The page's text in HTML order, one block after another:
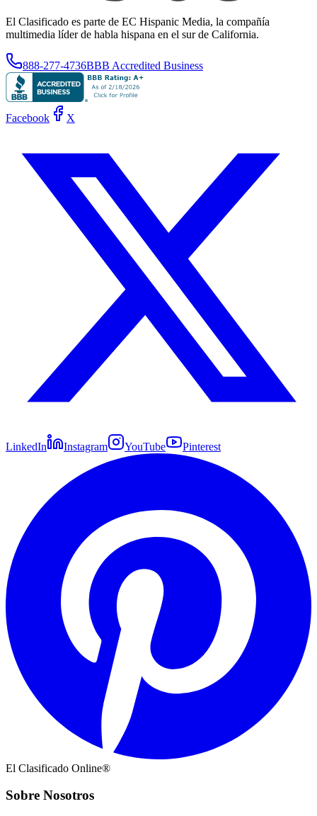
El Clasificado es parte de EC Hispanic Media, la compañía
multimedia líder de habla hispana en el sur de California.
888-277-4736BBB Accredited Business
Facebook X
LinkedIn Instagram YouTube Pinterest
El Clasificado Online®
Sobre Nosotros